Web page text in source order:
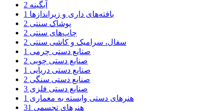
آبگینه 2
بافته‌های داری و زیراندازها 1
پوشاک سنتی 2
چاپ‌های سنتی 2
سفال، سرامیک و کاشی سنتی 2
صنایع دستی چرمی 1
صنایع دستی چوبی 2
صنایع دستی دریایی 1
صنایع دستی سنگی 2
صنایع دستی فلزی 3
هنرهای دستی وابسته به معماری 1
هنرهای تجسمی 31